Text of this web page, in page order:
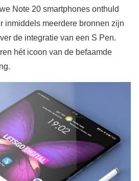
Note 20 smartphones onthuld
inmiddels meerdere bronnen zijn
de integratie van een S Pen.
hét icoon van de befaamde